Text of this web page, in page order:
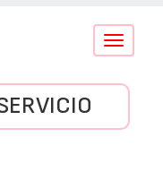
Conmutar